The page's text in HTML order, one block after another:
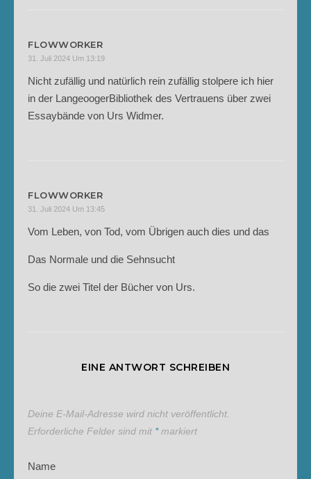
FLOWWORKER
31. Juli 2024 Um 13:19
Nicht zufällig und natürlich rein zufällig stolpere ich hier
in der LangeoogerBibliothek des Vertrauens über zwei
Essaybände von Urs Widmer.
FLOWWORKER
31. Juli 2024 Um 13:45
Vom Leben, von Tod, vom Übrigen auch dies und das
Das Normale und die Sehnsucht
So die zwei Titel der Bücher von Urs.
EINE ANTWORT SCHREIBEN
Deine E-Mail-Adresse wird nicht veröffentlicht.
Erforderliche Felder sind mit *markiert
Name